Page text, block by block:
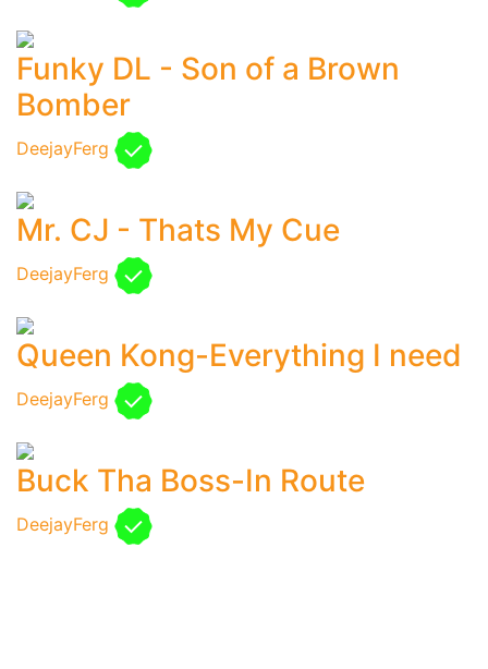
Funky DL - Son of a Brown
Bomber
DeejayFerg
Mr. CJ - Thats My Cue
DeejayFerg
Queen Kong-Everything I need
DeejayFerg
Buck Tha Boss-In Route
DeejayFerg